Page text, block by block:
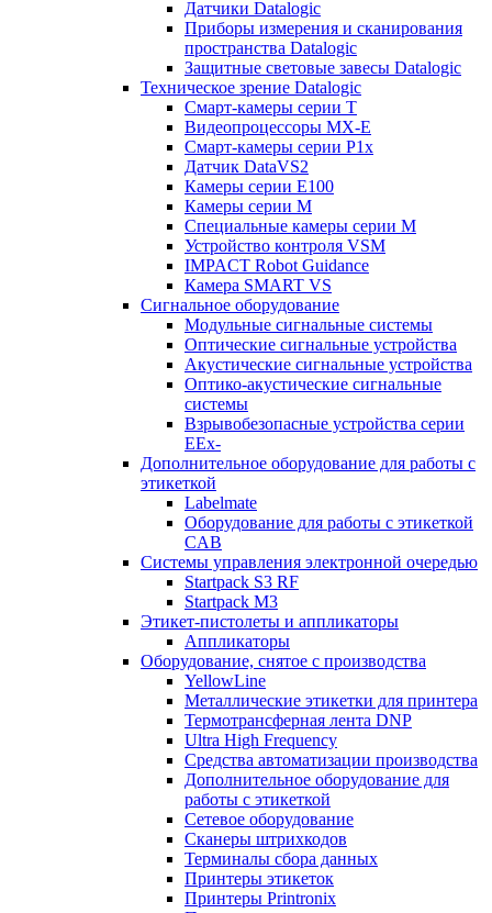
Датчики Datalogic
Приборы измерения и сканирования
пространства Datalogic
Защитные световые завесы Datalogic
Техническое зрение Datalogic
Смарт-камеры серии T
Видеопроцессоры MX-E
Смарт-камеры серии P1x
Датчик DataVS2
Камеры серии E100
Камеры серии M
Специальные камеры серии M
Устройство контроля VSM
IMPACT Robot Guidance
Камера SMART VS
Cигнальное оборудование
Модульные сигнальные системы
Оптические сигнальные устройства
Акустические сигнальные устройства
Оптико-акустические сигнальные
системы
Взрывобезопасные устройства серии
EEx-
Дополнительное оборудование для работы с
этикеткой
Labelmate
Оборудование для работы с этикеткой
CAB
Системы управления электронной очередью
Startpack S3 RF
Startpack M3
Этикет-пистолеты и аппликаторы
Аппликаторы
Оборудование, снятое с производства
YellowLine
Металлические этикетки для принтера
Термотрансферная лента DNP
Ultra High Frequency
Средства автоматизации производства
Дополнительное оборудование для
работы с этикеткой
Сетевое оборудование
Сканеры штрихкодов
Терминалы сбора данных
Принтеры этикеток
Принтеры Printronix